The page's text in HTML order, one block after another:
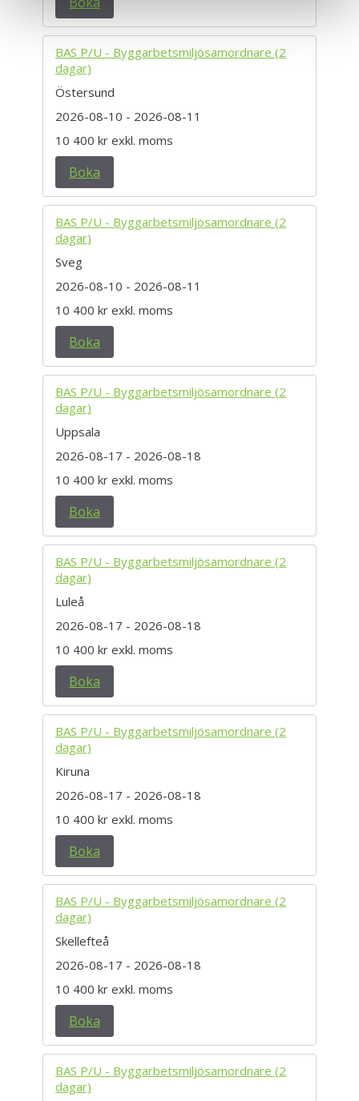
BAS P/U - Byggarbetsmiljösamordnare (2
dagar)
Östersund
2026-08-10 - 2026-08-11
10 400 kr exkl. moms
Boka
BAS P/U - Byggarbetsmiljösamordnare (2
dagar)
Sveg
2026-08-10 - 2026-08-11
10 400 kr exkl. moms
Boka
BAS P/U - Byggarbetsmiljösamordnare (2
dagar)
Uppsala
2026-08-17 - 2026-08-18
10 400 kr exkl. moms
Boka
BAS P/U - Byggarbetsmiljösamordnare (2
dagar)
Luleå
2026-08-17 - 2026-08-18
10 400 kr exkl. moms
Boka
BAS P/U - Byggarbetsmiljösamordnare (2
dagar)
Kiruna
2026-08-17 - 2026-08-18
10 400 kr exkl. moms
Boka
BAS P/U - Byggarbetsmiljösamordnare (2
dagar)
Skellefteå
2026-08-17 - 2026-08-18
10 400 kr exkl. moms
Boka
BAS P/U - Byggarbetsmiljösamordnare (2
dagar)